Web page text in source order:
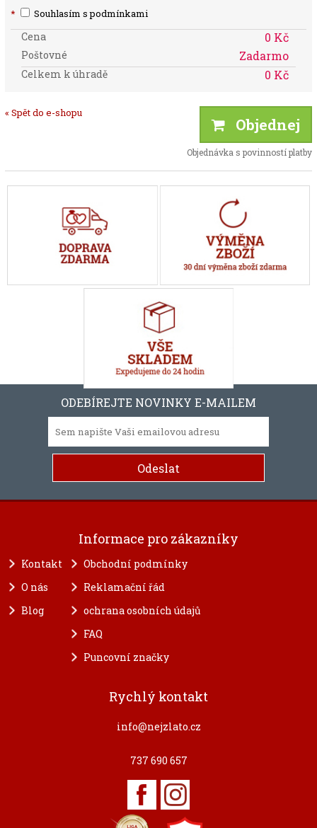
* Souhlasím s podmínkami
Cena 0 Kč
Poštovné Zadarmo
Celkem k úhradě 0 Kč
« Spět do e-shopu
Objednej
Objednávka s povinností platby
ODEBÍREJTE NOVINKY E-MAILEM
Informace pro zákazníky
Kontakt
O nás
Blog
Obchodní podmínky
Reklamační řád
ochrana osobních údajů
FAQ
Puncovní značky
Rychlý kontakt
info@nejzlato.cz
737 690 657